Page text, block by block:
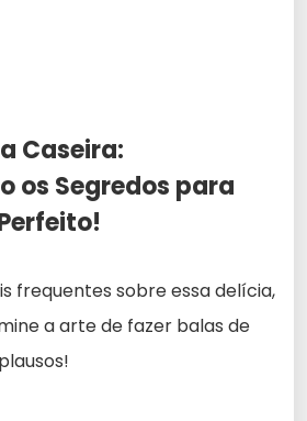
Caseira:
os Segredos para
frequentes sobre essa delícia,
a arte de fazer balas de